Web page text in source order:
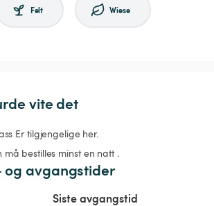
Felt Wiese
vite det
Er tilgjengelige her.
bestilles minst en natt .
og avgangstider
Siste avgangstid